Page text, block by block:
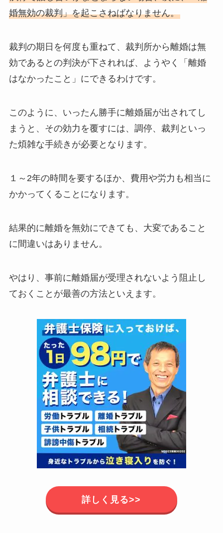
婚無効の裁判」を起こさねばなりません。
裁判の期日を何度も重ねて、裁判所から離婚は無
効であるとの判決が下されれば、ようやく「離婚
はなかったこと」にできるわけです。
このように、いったん勝手に離婚届が出されてし
まうと、その効力を覆すには、調停、裁判といっ
た煩雑な手続きが必要となります。
１～2年の時間を要するほか、費用や労力も相当に
かかってくることになります。
結果的に離婚を無効にできても、大変であること
に間違いはありません。
やはり、事前に離婚届が受理されないよう阻止し
ておくことが最善の方法といえます。
詳しく見る>>